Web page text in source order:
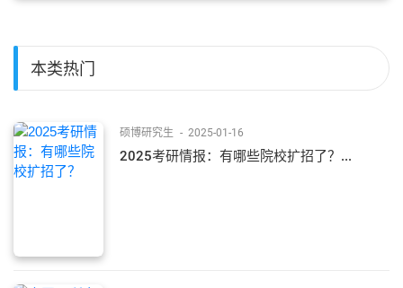
本类热门
硕博研究生 - 2025-01-16
2025考研情报：有哪些院校扩招了？...